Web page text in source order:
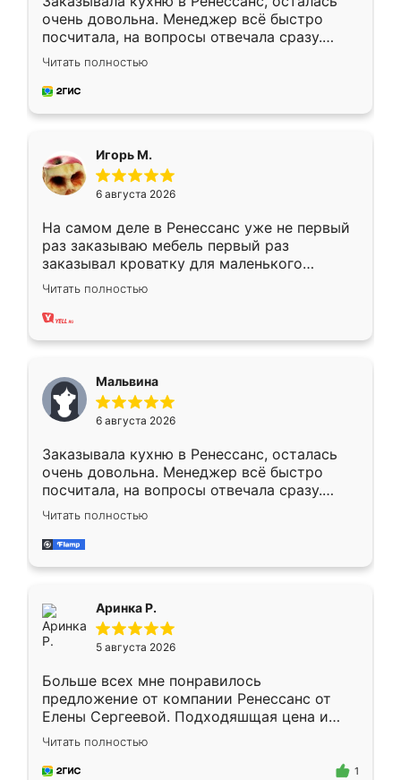
очень довольна. Менеджер всё быстро
посчитала, на вопросы отвечала сразу.
Замерщик приехал в субботу, подошёл к
делу со всей ответственностью. Собрали
за день, ребята работали аккуратно, даже
Читать полностью
Игорь М.
6 августа 2026
На самом деле в Ренессанс уже не первый
раз заказываю мебель первый раз
заказывал кроватку для маленького
ребёнка при его рождении ,во второй раз
заказал шкаф-купе. По качеству очень
хорошее сборка достаточно быстрая,
меньше, здесь же он более разнообразный.
Мне нравится ,если что-то потребуется из
мебели буду заказывать только здесь.
Читать полностью
Мальвина
6 августа 2026
Заказывала кухню в Ренессанс, осталась
очень довольна. Менеджер всё быстро
посчитала, на вопросы отвечала сразу.
Замерщик приехал в субботу, подошёл к
делу со всей ответственностью. Собрали
за день, ребята работали аккуратно, даже
Читать полностью
Аринка Р.
5 августа 2026
Больше всех мне понравилось
предложение от компании Ренессанс от
Елены Сергеевой. Подходяшщая цена и
короткие сроки изготовления. Приехавший
для замера сотрудник Владислав
предложил по моему эскизу самый
Читать полностью
1